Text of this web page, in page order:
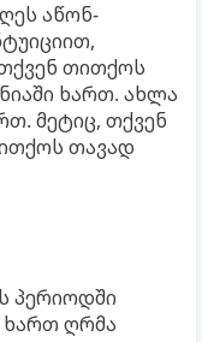
აწონ-
თითქოს
ხართ. ახლა
მეტიც, თქვენ
თავად
პერიოდში
ღრმა